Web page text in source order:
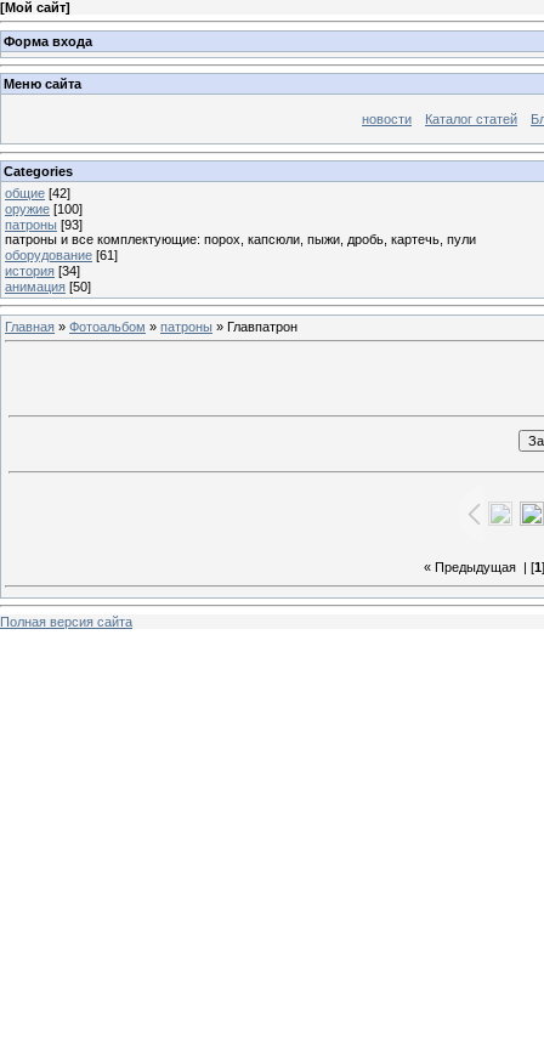
[Мой сайт]
Форма входа
Меню сайта
новости Каталог статей
Categories
общие [42]
оружие [100]
патроны [93]
патроны и все комплектующие: порох, капсюли, пыжи, дробь, картечь, пули
оборудование [61]
история [34]
анимация [50]
Главная » Фотоальбом » патроны » Главпатрон
« Предыдущая| [1
Полная версия сайта